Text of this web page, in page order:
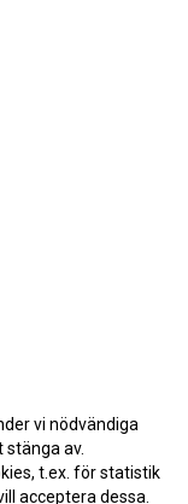
vi nödvändiga
av.
t.ex. för statistik
acceptera dessa.